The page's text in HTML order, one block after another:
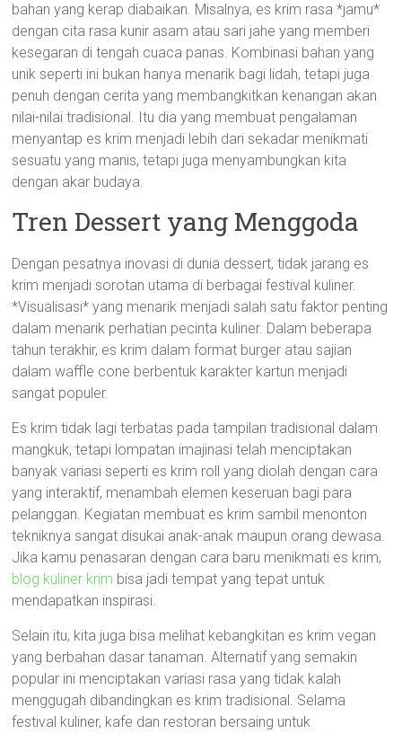
bahan yang kerap diabaikan. Misalnya, es krim rasa *jamu*
dengan cita rasa kunir asam atau sari jahe yang memberi
kesegaran di tengah cuaca panas. Kombinasi bahan yang
unik seperti ini bukan hanya menarik bagi lidah, tetapi juga
penuh dengan cerita yang membangkitkan kenangan akan
nilai-nilai tradisional. Itu dia yang membuat pengalaman
menyantap es krim menjadi lebih dari sekadar menikmati
sesuatu yang manis, tetapi juga menyambungkan kita
dengan akar budaya.
Tren Dessert yang Menggoda
Dengan pesatnya inovasi di dunia dessert, tidak jarang es
krim menjadi sorotan utama di berbagai festival kuliner.
*Visualisasi* yang menarik menjadi salah satu faktor penting
dalam menarik perhatian pecinta kuliner. Dalam beberapa
tahun terakhir, es krim dalam format burger atau sajian
dalam waffle cone berbentuk karakter kartun menjadi
sangat populer.
Es krim tidak lagi terbatas pada tampilan tradisional dalam
mangkuk, tetapi lompatan imajinasi telah menciptakan
banyak variasi seperti es krim roll yang diolah dengan cara
yang interaktif, menambah elemen keseruan bagi para
pelanggan. Kegiatan membuat es krim sambil menonton
tekniknya sangat disukai anak-anak maupun orang dewasa.
Jika kamu penasaran dengan cara baru menikmati es krim,
blog kuliner krim bisa jadi tempat yang tepat untuk
mendapatkan inspirasi.
Selain itu, kita juga bisa melihat kebangkitan es krim vegan
yang berbahan dasar tanaman. Alternatif yang semakin
popular ini menciptakan variasi rasa yang tidak kalah
menggugah dibandingkan es krim tradisional. Selama
festival kuliner, kafe dan restoran bersaing untuk